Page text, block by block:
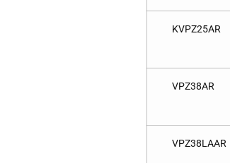
KVPZ25AR
VPZ38AR
VPZ38LAAR